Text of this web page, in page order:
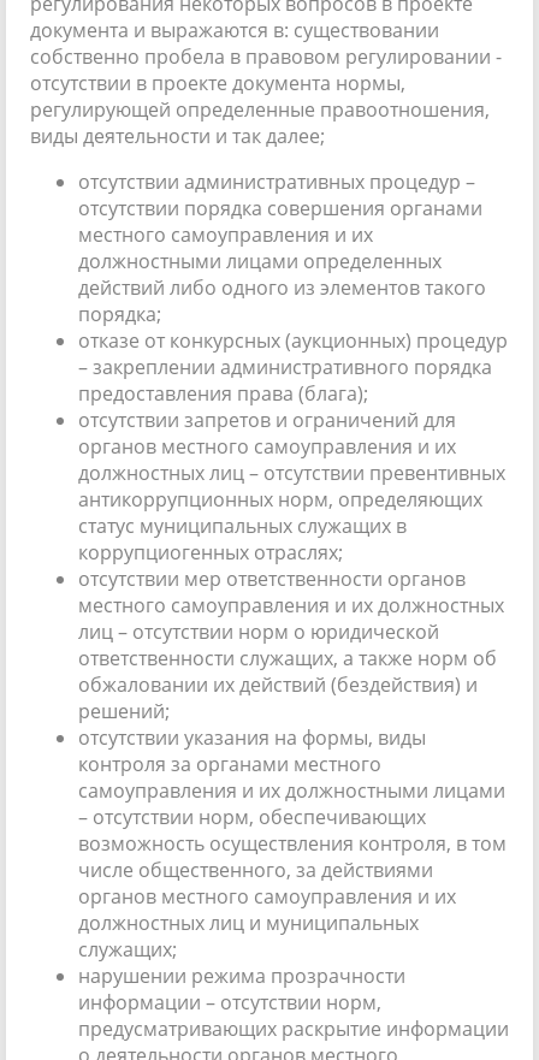
документа и выражаются в: существовании
собственно пробела в правовом регулировании -
отсутствии в проекте документа нормы,
регулирующей определенные правоотношения,
виды деятельности и так далее;
отсутствии административных процедур –
отсутствии порядка совершения органами
местного самоуправления и их
должностными лицами определенных
действий либо одного из элементов такого
порядка;
отказе от конкурсных (аукционных) процедур
– закреплении административного порядка
предоставления права (блага);
отсутствии запретов и ограничений для
органов местного самоуправления и их
должностных лиц – отсутствии превентивных
антикоррупционных норм, определяющих
статус муниципальных служащих в
коррупциогенных отраслях;
отсутствии мер ответственности органов
местного самоуправления и их должностных
лиц – отсутствии норм о юридической
ответственности служащих, а также норм об
обжаловании их действий (бездействия) и
решений;
отсутствии указания на формы, виды
контроля за органами местного
самоуправления и их должностными лицами
– отсутствии норм, обеспечивающих
возможность осуществления контроля, в том
числе общественного, за действиями
органов местного самоуправления и их
должностных лиц и муниципальных
служащих;
нарушении режима прозрачности
информации – отсутствии норм,
предусматривающих раскрытие информации